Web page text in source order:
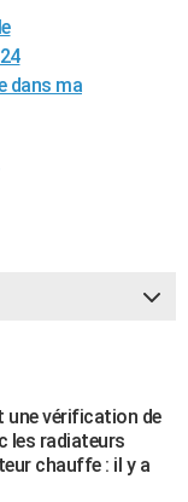
dans ma
une vérification de
les radiateurs
chauffe : il y a